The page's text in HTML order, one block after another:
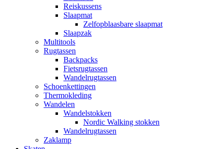
Reiskussens
Slaapmat
Zelfopblaasbare slaapmat
Slaapzak
Multitools
Rugtassen
Backpacks
Fietsrugtassen
Wandelrugtassen
Schoenkettingen
Thermokleding
Wandelen
Wandelstokken
Nordic Walking stokken
Wandelrugtassen
Zaklamp